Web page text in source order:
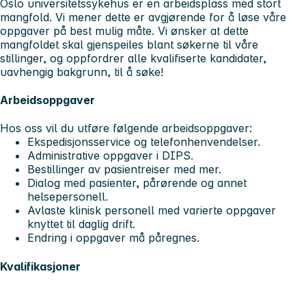
Oslo universitetssykehus er en arbeidsplass med stort
mangfold. Vi mener dette er avgjørende for å løse våre
oppgaver på best mulig måte. Vi ønsker at dette
mangfoldet skal gjenspeiles blant søkerne til våre
stillinger, og oppfordrer alle kvalifiserte kandidater,
uavhengig bakgrunn, til å søke!
Arbeidsoppgaver
Hos oss vil du utføre følgende arbeidsoppgaver:
Ekspedisjonsservice og telefonhenvendelser.
Administrative oppgaver i DIPS.
Bestillinger av pasientreiser med mer.
Dialog med pasienter, pårørende og annet
helsepersonell.
Avlaste klinisk personell med varierte oppgaver
knyttet til daglig drift.
Endring i oppgaver må påregnes.
Kvalifikasjoner